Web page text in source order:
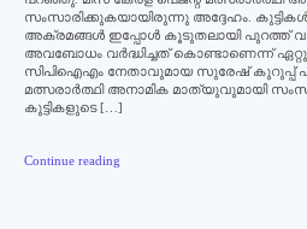
സംസാരിക്കുകയായിരുന്നു അദ്ദേഹം.
അക്രമങ്ങള്‍ ഇപ്പോള്‍ കൂടുതലായി പുറത്ത്
അവബോധം വര്‍ദ്ധിച്ചത് കൊണ്ടാണെന്ന്
സിപിഐഎം നേതാവുമായ സുരേഷ് കുറുപ്പ്
മത്സരാര്‍ത്ഥി അനാമിക മാത്യുവുമായി
കുട്ടികളുടെ […]
Continue reading